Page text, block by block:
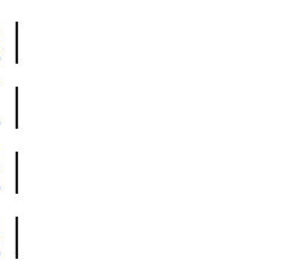
|
|
|
|